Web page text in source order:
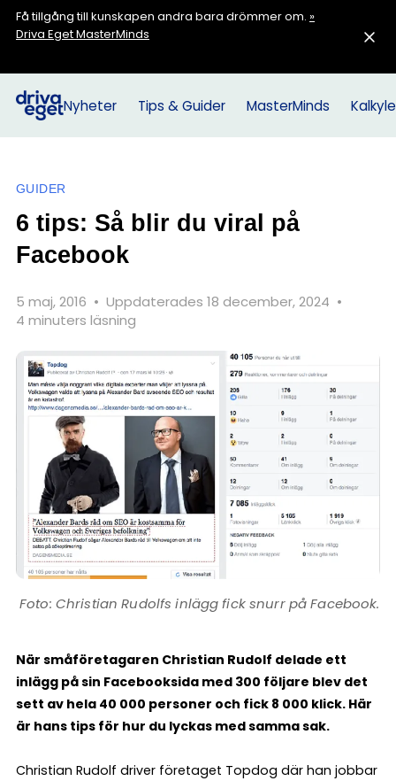
Få tillgång till kunskapen andra bara drömmer om. »
Driva Eget MasterMinds
Nyheter Tips & Guider MasterMinds
GUIDER
6 tips: Så blir du viral på
Facebook
5 maj, 2016 • Uppdaterades 18 december, 2024 •
4 minuters läsning
Christian Rudolfs inlägg fick snurr på Facebook.
När småföretagaren Christian Rudolf delade ett
inlägg på sin Facebooksida med 300 följare blev det
sett av hela 40 000 personer och fick 8 000 klick. Här
är hans tips för hur du lyckas med samma sak.
Christian Rudolf driver företaget Topdog där han jobbar